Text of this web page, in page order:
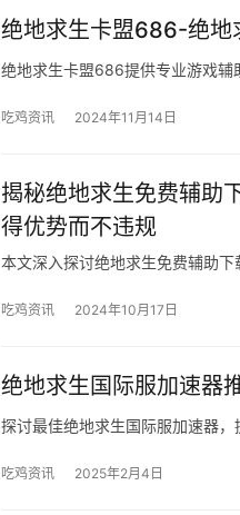
绝地求生卡盟686-绝地
绝地求生卡盟686提供专业游戏辅
吃鸡资讯 2024年11月14日
揭秘绝地求生免费辅助
得优势而不违规
本文深入探讨绝地求生免费辅助
吃鸡资讯 2024年10月17日
绝地求生国际服加速器
探讨最佳绝地求生国际服加速器，
吃鸡资讯 2025年2月4日